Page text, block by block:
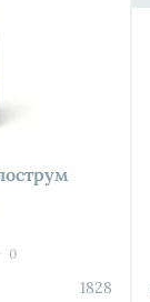
0
1828